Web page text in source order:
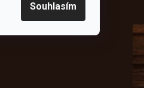
Souhlasím